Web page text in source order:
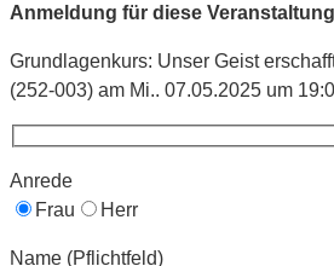
Anmeldung für diese
Grundlagenkurs: Unser Geist
(252-003) am Mi.. 07.05.2025 um
Anrede
Frau
Herr
Name (Pflichtfeld)